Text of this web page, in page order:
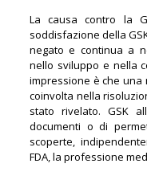
La causa contro la
soddisfazione della
negato e continua a
nello sviluppo e nella
impressione è che
coinvolta nella
stato rivelato. GSK
documenti o di
scoperte,
FDA, la professione